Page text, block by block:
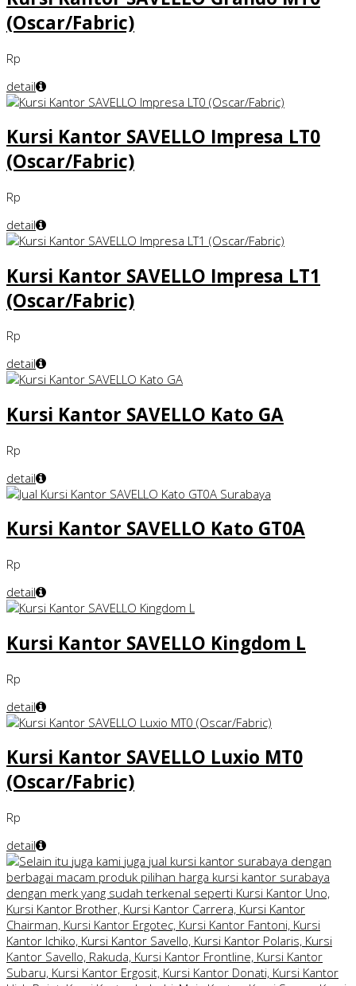
(Oscar/Fabric)
Rp
detail
Kursi Kantor SAVELLO Impresa LT0
(Oscar/Fabric)
Rp
detail
Kursi Kantor SAVELLO Impresa LT1
(Oscar/Fabric)
Rp
detail
Kursi Kantor SAVELLO Kato GA
Rp
detail
Kursi Kantor SAVELLO Kato GT0A
Rp
detail
Kursi Kantor SAVELLO Kingdom L
Rp
detail
Kursi Kantor SAVELLO Luxio MT0
(Oscar/Fabric)
Rp
detail